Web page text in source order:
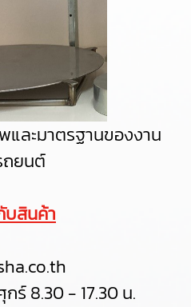
และมาตรฐานของงาน
ยนต์
บสินค้า
ร์ 8.30 - 17.30 น.